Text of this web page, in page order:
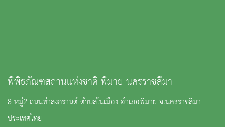
พิพิธภัณฑสถานแห่งชาติ พิมาย นครราชสีมา
8 หมู่2 ถนนท่าสงกรานต์ ตำบลในเมือง อำเภอพิมาย จ.นครราชสีมา
ประเทศไทย